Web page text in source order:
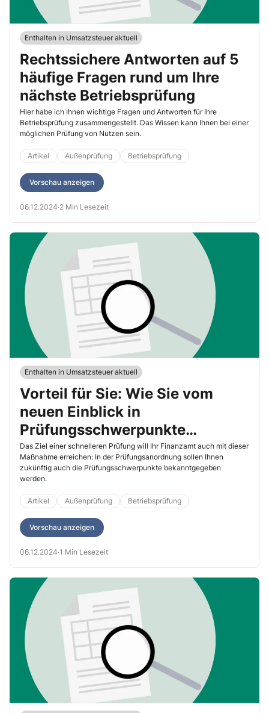
Enthalten in Umsatzsteuer aktuell
Rechtssichere Antworten auf 5
häufige Fragen rund um Ihre
nächste Betriebsprüfung
Hier habe ich Ihnen wichtige Fragen und Antworten für Ihre
Betriebsprüfung zusammengestellt. Das Wissen kann Ihnen bei einer
möglichen Prüfung von Nutzen sein.
Artikel Außenprüfung Betriebsprüfung
Vorschau anzeigen
06.12.2024·2 Min Lesezeit
Enthalten in Umsatzsteuer aktuell
Vorteil für Sie: Wie Sie vom
neuen Einblick in
Prüfungsschwerpunkte
profitieren
Das Ziel einer schnelleren Prüfung will Ihr Finanzamt auch mit dieser
Maßnahme erreichen: In der Prüfungsanordnung sollen Ihnen
zukünftig auch die Prüfungsschwerpunkte bekanntgegeben
werden.
Artikel Außenprüfung Betriebsprüfung
Vorschau anzeigen
06.12.2024·1 Min Lesezeit